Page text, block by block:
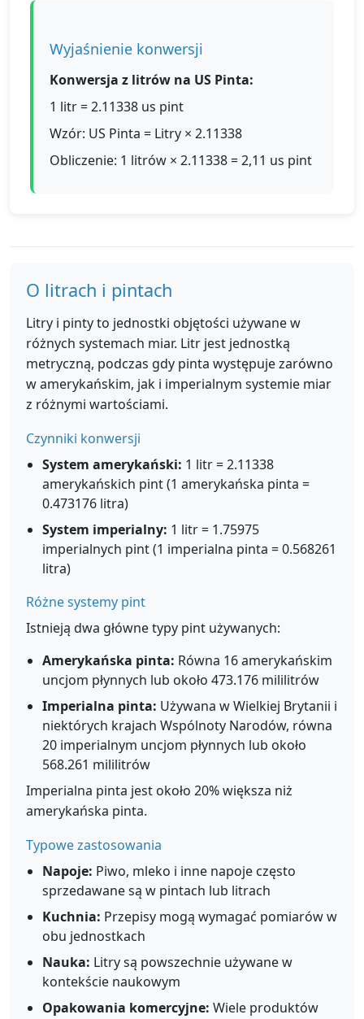
Wyjaśnienie konwersji
Konwersja z litrów na US Pinta:
1 litr = 2.11338 us pint
Wzór: US Pinta = Litry × 2.11338
Obliczenie: 1 litrów × 2.11338 = 2,11 us pint
O litrach i pintach
Litry i pinty to jednostki objętości używane w
różnych systemach miar. Litr jest jednostką
metryczną, podczas gdy pinta występuje zarówno
w amerykańskim, jak i imperialnym systemie miar
z różnymi wartościami.
Czynniki konwersji
System amerykański: 1 litr = 2.11338
amerykańskich pint (1 amerykańska pinta =
0.473176 litra)
System imperialny: 1 litr = 1.75975
imperialnych pint (1 imperialna pinta = 0.568261
litra)
Różne systemy pint
Istnieją dwa główne typy pint używanych:
Amerykańska pinta: Równa 16 amerykańskim
uncjom płynnych lub około 473.176 mililitrów
Imperialna pinta: Używana w Wielkiej Brytanii i
niektórych krajach Wspólnoty Narodów, równa
20 imperialnym uncjom płynnych lub około
568.261 mililitrów
Imperialna pinta jest około 20% większa niż
amerykańska pinta.
Typowe zastosowania
Napoje: Piwo, mleko i inne napoje często
sprzedawane są w pintach lub litrach
Kuchnia: Przepisy mogą wymagać pomiarów w
obu jednostkach
Nauka: Litry są powszechnie używane w
kontekście naukowym
Opakowania komercyjne: Wiele produktów